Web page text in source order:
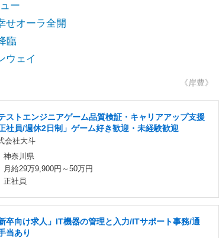
ー
せオーラ全開
臨
ウェイ
《岸豊》
ストエンジニアゲーム品質検証・キャリアアップ支援
正社員/週休2日制」ゲーム好き歓迎・未経験歓迎
会社大斗
神奈川県
月給29万9,900円～50万円
正社員
新卒向け求人」IT機器の管理と入力/ITサポート事務/通
当あり